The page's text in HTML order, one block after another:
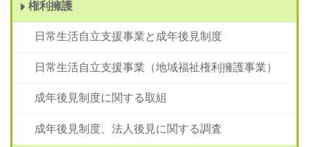
権利擁護
日常生活自立支援事業と成年後見制度
日常生活自立支援事業（地域福祉権利擁護事業）
成年後見制度に関する取組
成年後見制度、法人後見に関する調査